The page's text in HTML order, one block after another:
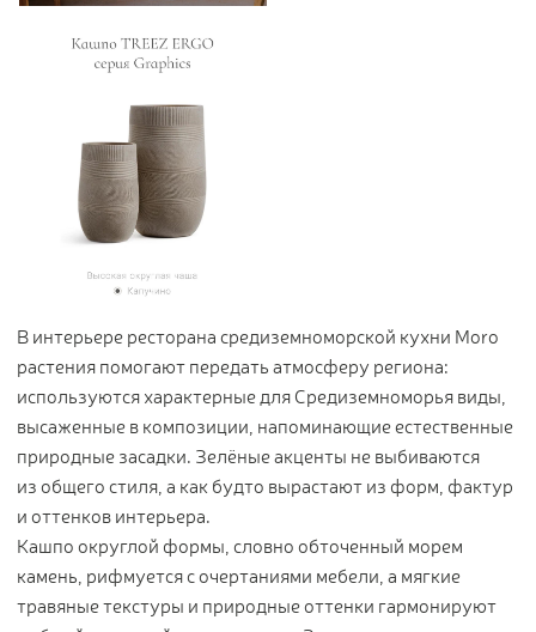
В интерьере ресторана средиземноморской кухни Moro
растения помогают передать атмосферу региона:
используются характерные для Средиземноморья виды,
высаженные в композиции, напоминающие естественные
природные засадки. Зелёные акценты не выбиваются
из общего стиля, а как будто вырастают из форм, фактур
и оттенков интерьера.
Кашпо округлой формы, словно обточенный морем
камень, рифмуется с очертаниями мебели, а мягкие
травяные текстуры и природные оттенки гармонируют